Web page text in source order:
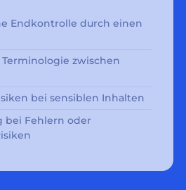
Endkontrolle durch einen
zwischen
bei sensiblen Inhalten
bei Fehlern oder